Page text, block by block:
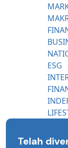
ESG
Telah